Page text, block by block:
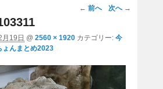
画
ー
シ
← 前へ 次へ →
19日 @ 2560 × 1920 カテゴリー: 今
ょんまとめ2023